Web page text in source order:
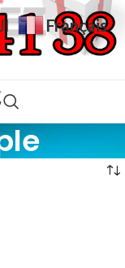
Français